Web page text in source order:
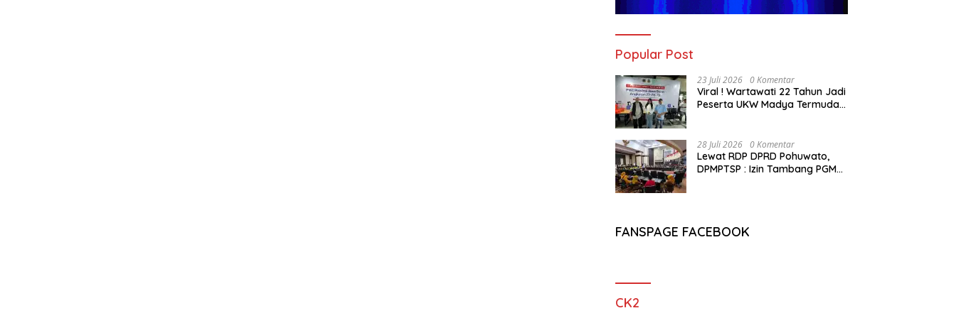
Popular Post
23 Juli 2026 0 Komentar
Viral ! Wartawati 22 Tahun Jadi
Peserta UKW Madya Termuda
28 Juli 2026 0 Komentar
Lewat RDP DPRD Pohuwato,
DPMPTSP : Izin Tambang PGM
FANSPAGE FACEBOOK
CK2